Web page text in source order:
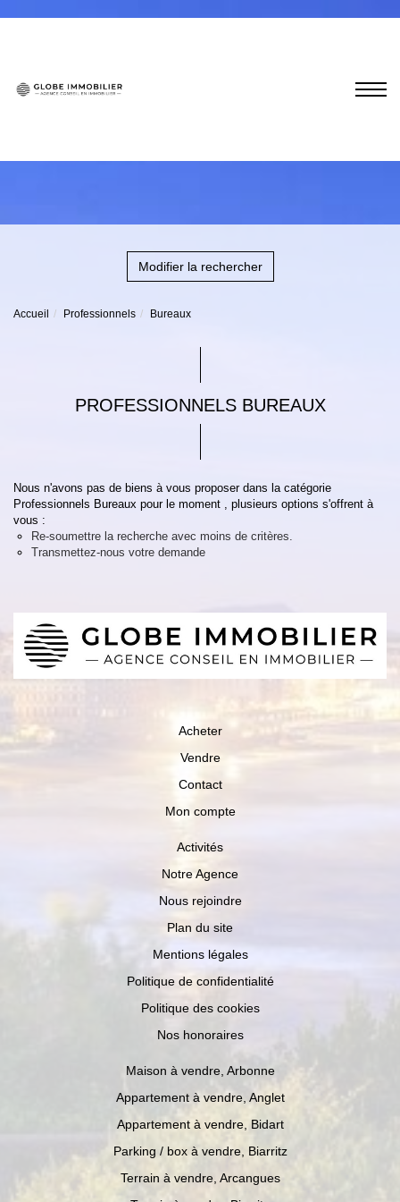
Modifier la rechercher
Accueil Professionnels Bureaux
PROFESSIONNELS BUREAUX
Nous n'avons pas de biens à vous proposer dans la catégorie
Professionnels Bureaux pour le moment , plusieurs options s'offrent à
vous :
Re-soumettre la recherche avec moins de critères.
Transmettez-nous votre demande
Acheter
Vendre
Contact
Mon compte
Activités
Notre Agence
Nous rejoindre
Plan du site
Mentions légales
Politique de confidentialité
Politique des cookies
Nos honoraires
Maison à vendre, Arbonne
Appartement à vendre, Anglet
Appartement à vendre, Bidart
Parking / box à vendre, Biarritz
Terrain à vendre, Arcangues